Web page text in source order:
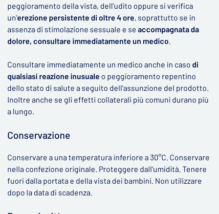
peggioramento della vista, dell'udito oppure si verifica
un'erezione persistente di oltre 4 ore, soprattutto se in
assenza di stimolazione sessuale e se accompagnata da
dolore, consultare immediatamente un medico.
Consultare immediatamente un medico anche in caso di
qualsiasi reazione inusuale o peggioramento repentino
dello stato di salute a seguito dell'assunzione del prodotto.
Inoltre anche se gli effetti collaterali più comuni durano più
a lungo.
Conservazione
Conservare a una temperatura inferiore a 30°C. Conservare
nella confezione originale. Proteggere dall'umidità. Tenere
fuori dalla portata e della vista dei bambini. Non utilizzare
dopo la data di scadenza.